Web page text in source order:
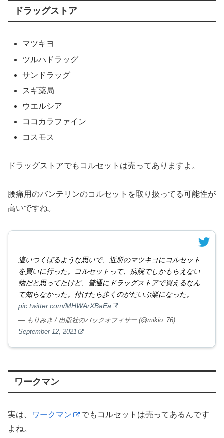
ドラッグストア
マツキヨ
ツルハドラッグ
サンドラッグ
スギ薬局
ウエルシア
ココカラファイン
コスモス
ドラッグストアでもコルセットは売ってありますよ。
腰痛用のバンテリンのコルセットを取り扱ってる可能性が
高いですね。
這いつくばるような思いで、近所のマツキヨにコルセット
を買いに行った。コルセットって、病院でしかもらえない
物だと思ってたけど、普通にドラッグストアで買えるなん
て知らなかった。付けたら歩くのがだいぶ楽になった。
pic.twitter.com/MHWArXBaEa
— もりみき / 出版社のバックオフィサー (@mikio_76)
September 12, 2021
ワークマン
実は、 ワークマン
でもコルセットは売ってあるんです
よね。